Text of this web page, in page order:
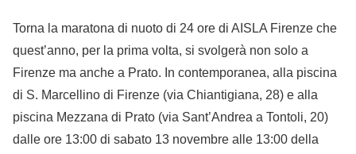
Torna la maratona di nuoto di 24 ore di AISLA Firenze che
quest’anno, per la prima volta, si svolgerà non solo a
Firenze ma anche a Prato. In contemporanea, alla piscina
di S. Marcellino di Firenze (via Chiantigiana, 28) e alla
piscina Mezzana di Prato (via Sant’Andrea a Tontoli, 20)
dalle ore 13:00 di sabato 13 novembre alle 13:00 della